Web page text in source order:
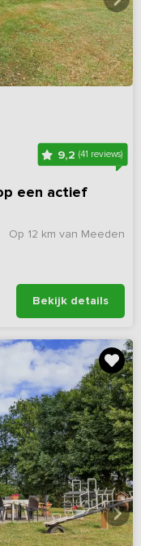
9,2(41 reviews)
een actief
Op 12 km van Meeden
Bekijk details